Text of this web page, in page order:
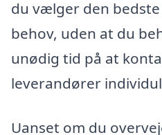
du vælger den
behov, uden at du
unødig tid på at
leverandører
Uanset om du